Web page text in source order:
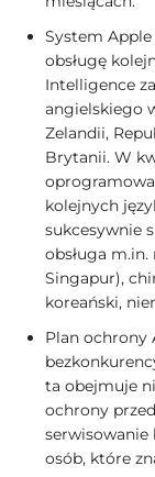
System
obsługę
Intelligence
angielskiego
Zelandii,
Brytanii. W
kolejnych
sukcesywnie
obsługa
Singapur),
koreański,
Plan ochrony
ta obejmuje
ochrony
osób, które